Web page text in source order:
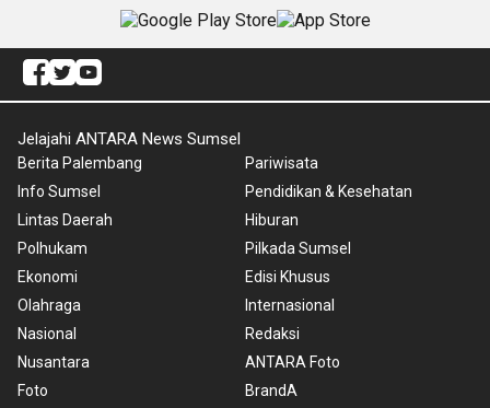
Jelajahi ANTARA News Sumsel
Berita Palembang
Info Sumsel
Lintas Daerah
Polhukam
Ekonomi
Olahraga
Nasional
Nusantara
Foto
Pariwisata
Pendidikan & Kesehatan
Hiburan
Pilkada Sumsel
Edisi Khusus
Internasional
Redaksi
ANTARA Foto
BrandA